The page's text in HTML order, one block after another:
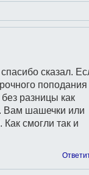
сказал.
поподания
без разницы как
Вам шашечки или
Как смогли так и